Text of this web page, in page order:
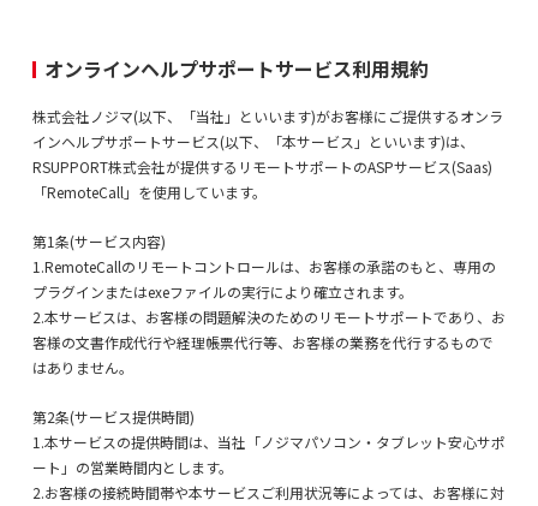
オンラインヘルプサポートサービス利用規約
株式会社ノジマ(以下、「当社」といいます)がお客様にご提供するオンラ
インヘルプサポートサービス(以下、「本サービス」といいます)は、
RSUPPORT株式会社が提供するリモートサポートのASPサービス(Saas)
「RemoteCall」を使用しています。
第1条(サービス内容)
1.RemoteCallのリモートコントロールは、お客様の承諾のもと、専用の
プラグインまたはexeファイルの実行により確立されます。
2.本サービスは、お客様の問題解決のためのリモートサポートであり、お
客様の文書作成代行や経理帳票代行等、お客様の業務を代行するもので
はありません。
第2条(サービス提供時間)
1.本サービスの提供時間は、当社「ノジマパソコン・タブレット安心サポ
ート」の営業時間内とします。
2.お客様の接続時間帯や本サービスご利用状況等によっては、お客様に対